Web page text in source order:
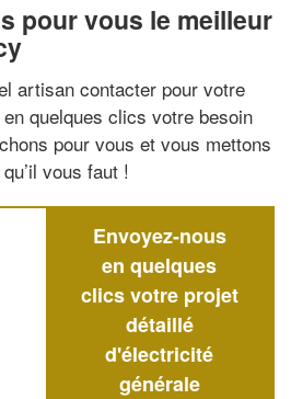
pour vous le meilleur
artisan contacter pour votre
quelques clics votre besoin
pour vous et vous mettons
vous faut !
Envoyez-nous
en quelques
clics votre projet
détaillé
d'électricité
générale